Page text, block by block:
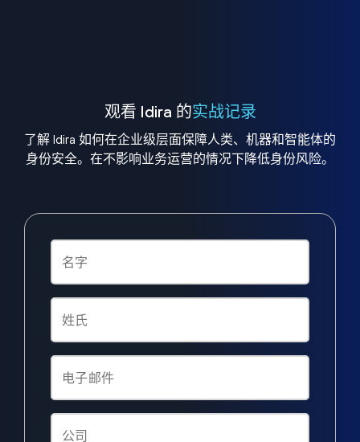
观看 Idira 的实战记录
了解 Idira 如何在企业级层面保障人类、机器和智能体的
身份安全。在不影响业务运营的情况下降低身份风险。